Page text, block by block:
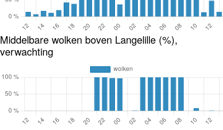
Middelbare wolken boven Langelille (%),
verwachting